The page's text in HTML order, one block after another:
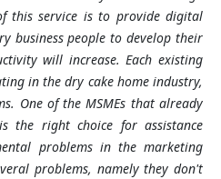
this service is to provide digital
business people to develop their
will increase. Each existing
in the dry cake home industry,
One of the MSMEs that already
the right choice for assistance
problems in the marketing
problems, namely they don't